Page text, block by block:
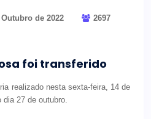
de 2022
2697
foi transferido
realizado nesta sexta-feira, 14 de
dia 27 de outubro.